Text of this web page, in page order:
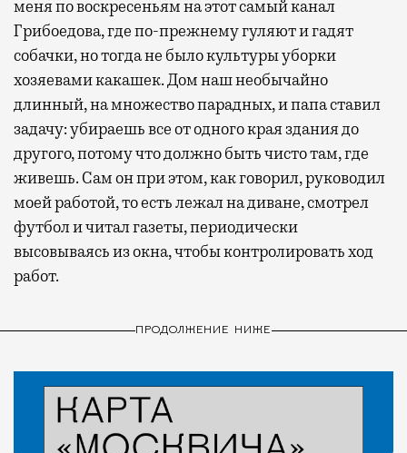
меня по воскресеньям на этот самый канал
Грибоедова, где по-прежнему гуляют и гадят
собачки, но тогда не было культуры уборки
хозяевами какашек. Дом наш необычайно
длинный, на множество парадных, и папа ставил
задачу: убираешь все от одного края здания до
другого, потому что должно быть чисто там, где
живешь. Сам он при этом, как говорил, руководил
моей работой, то есть лежал на диване, смотрел
футбол и читал газеты, периодически
высовываясь из окна, чтобы контролировать ход
работ.
ПРОДОЛЖЕНИЕ НИЖЕ